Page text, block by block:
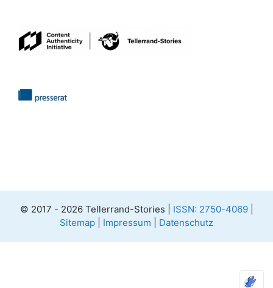
© 2017 - 2026 Tellerrand-Stories | ISSN: 2750-4069|
Sitemap
Impressum Datenschutz